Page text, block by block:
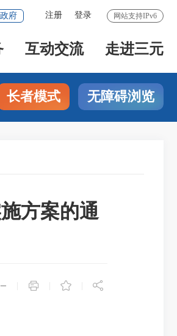
网站支持IPv6
注册 登录
府
互动交流 走进三元
长者模式 无障碍浏览
方案的通
  